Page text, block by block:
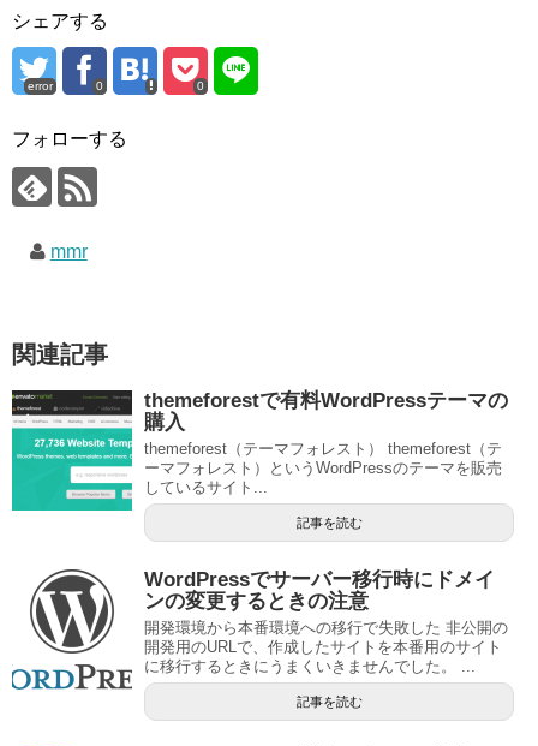
シェアする
error 0 0
フォローする
mmr
関連記事
themeforestで有料WordPressテーマの
購入
themeforest（テーマフォレスト） themeforest（テ
ーマフォレスト）というWordPressのテーマを販売
しているサイト...
記事を読む
WordPressでサーバー移行時にドメイ
ンの変更するときの注意
開発環境から本番環境への移行で失敗した 非公開の
開発用のURLで、作成したサイトを本番用のサイト
に移行するときにうまくいきませんでした。 ...
記事を読む